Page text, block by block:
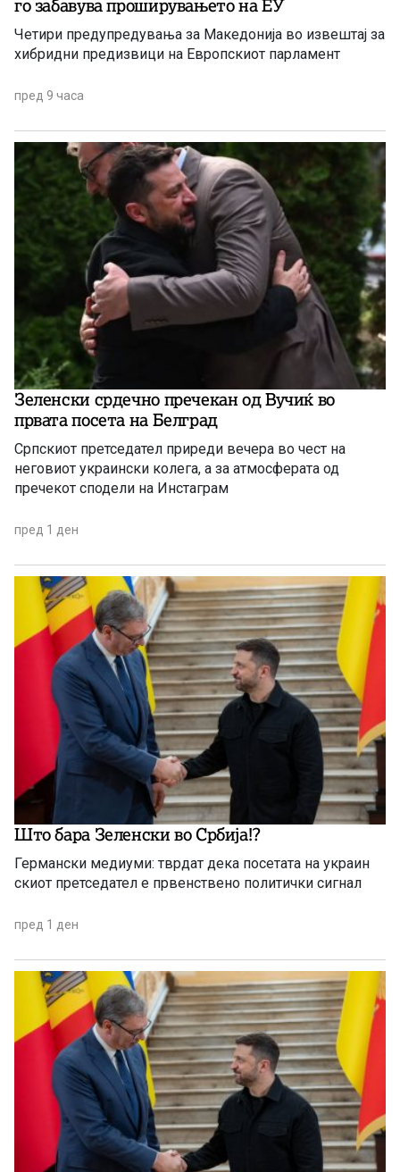
го забавува проширувањето на ЕУ
Четири предупредувања за Македонија во извештај за
хибридни предизвици на Европскиот парламент
пред 9 часа
Зеленски срдечно пречекан од Вучиќ во
првата посета на Белград
Српскиот претседател приреди вечера во чест на
неговиот украински колега, а за атмосферата од
пречекот сподели на Инстаграм
пред 1 ден
Што бара Зеленски во Србија!?
Германски медиуми: тврдат дека посетата на украин
скиот претседател е првенствено политички сигнал
пред 1 ден